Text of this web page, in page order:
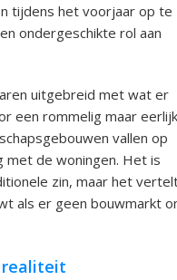
tijdens het voorjaar op te
ondergeschikte rol aan
uitgebreid met wat er
een rommelig maar eerlijk
vallen op
met de woningen. Het is
zin, maar het
als er geen bouwmarkt
realiteit